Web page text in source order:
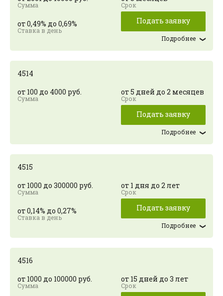
от 0,49% до 0,69% Подать заявку
Подробнее
4514
от 100 до 4000 руб.
от 5 дней до 2 месяцев
Подать заявку
Подробнее
4515
от 1000 до 300000 руб.
от 1 дня до 2 лет
от 0,14% до 0,27% Подать заявку
Подробнее
4516
от 1000 до 100000 руб.
от 15 дней до 3 лет